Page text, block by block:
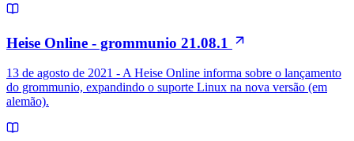
Heise Online - grommunio 21.08.1
13 de agosto de 2021 - A Heise Online informa sobre o lançamento
do grommunio, expandindo o suporte Linux na nova versão (em
alemão).